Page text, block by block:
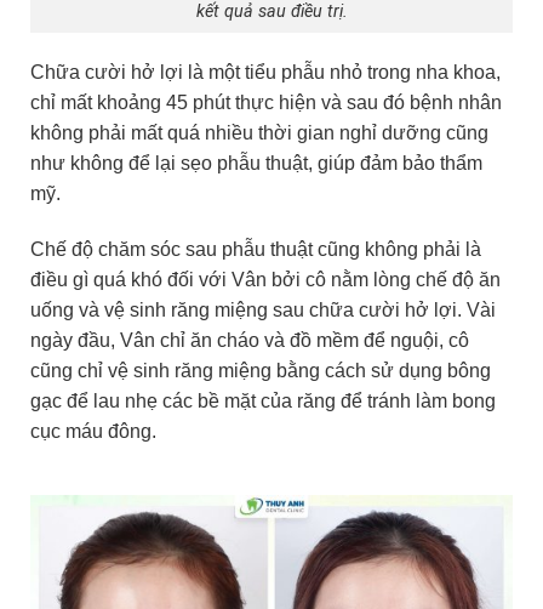
kết quả sau điều trị.
Chữa cười hở lợi là một tiểu phẫu nhỏ trong nha khoa,
chỉ mất khoảng 45 phút thực hiện và sau đó bệnh nhân
không phải mất quá nhiều thời gian nghỉ dưỡng cũng
như không để lại sẹo phẫu thuật, giúp đảm bảo thẩm
mỹ.
Chế độ chăm sóc sau phẫu thuật cũng không phải là
điều gì quá khó đối với Vân bởi cô nằm lòng chế độ ăn
uống và vệ sinh răng miệng sau chữa cười hở lợi. Vài
ngày đầu, Vân chỉ ăn cháo và đồ mềm để nguội, cô
cũng chỉ vệ sinh răng miệng bằng cách sử dụng bông
gạc để lau nhẹ các bề mặt của răng để tránh làm bong
cục máu đông.